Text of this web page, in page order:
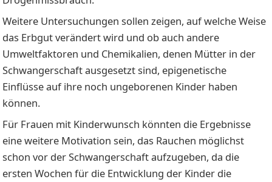
Weitere Untersuchungen sollen zeigen, auf welche Weise
das Erbgut verändert wird und ob auch andere
Umweltfaktoren und Chemikalien, denen Mütter in der
Schwangerschaft ausgesetzt sind, epigenetische
Einflüsse auf ihre noch ungeborenen Kinder haben
können.
Für Frauen mit Kinderwunsch könnten die Ergebnisse
eine weitere Motivation sein, das Rauchen möglichst
schon vor der Schwangerschaft aufzugeben, da die
ersten Wochen für die Entwicklung der Kinder die